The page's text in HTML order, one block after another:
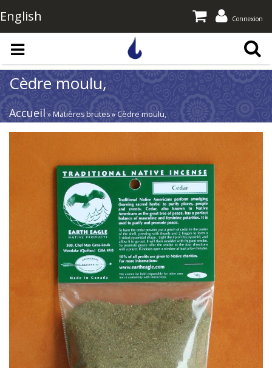
Aller au contenu principal
English Connexion
Cèdre moulu,
Accueil » Matières brutes » Cèdre moulu,